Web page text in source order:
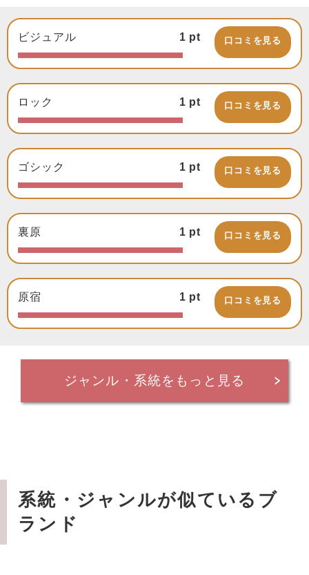
ビジュアル 1 pt 口コミを見る
ロック 1 pt 口コミを見る
ゴシック 1 pt 口コミを見る
裏原 1 pt 口コミを見る
原宿 1 pt 口コミを見る
ジャンル・系統をもっと見る
系統・ジャンルが似ているブ
ランド